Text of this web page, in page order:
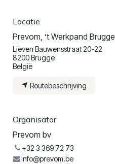
Locatie
Prevom, ’t Werkpand Brugge
Lieven Bauwensstraat 20-22
8200 Brugge
België
Routebeschrijving
Organisator
Prevom bv
+32 3 369 72 73
info@prevom.be